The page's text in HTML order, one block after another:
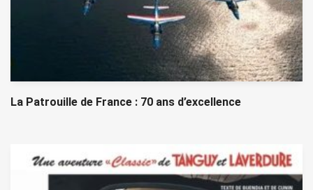
La Patrouille de France : 70 ans d’excellence